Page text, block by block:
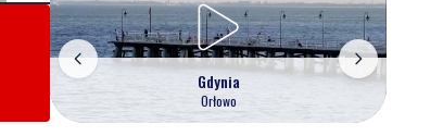
Gdynia
Orłowo